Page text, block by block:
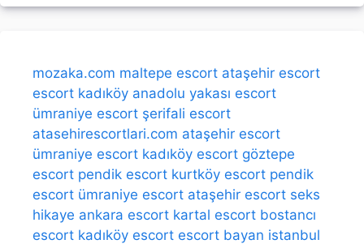
mozaka.com maltepe escort ataşehir escort
escort kadıköy anadolu yakası escort
ümraniye escort şerifali escort
atasehirescortlari.com ataşehir escort
ümraniye escort kadıköy escort göztepe
escort pendik escort kurtköy escort pendik
escort ümraniye escort ataşehir escort seks
hikaye ankara escort kartal escort bostancı
escort kadıköy escort escort bayan istanbul